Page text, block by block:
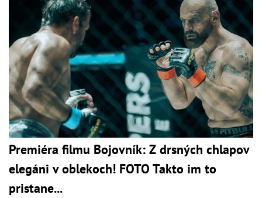
Premiéra filmu Bojovník: Z drsných chlapov
elegáni v oblekoch! FOTO Takto im to
pristane...